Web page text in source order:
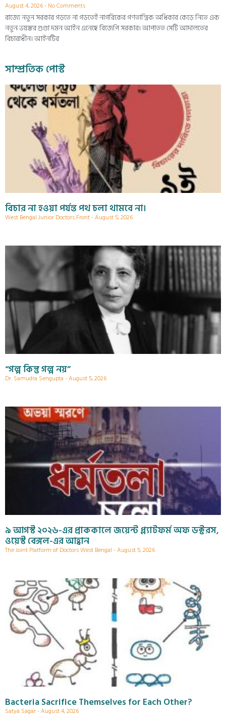
August 4, 2026 No Comments
রাজ্যে নতুন সরকার গড়তে না গড়তেই নাগরিকের গণতান্ত্রিক অধিকার কেড়ে নিতে এক
নতুন ভয়ঙ্কর গুণ্ডা দমন আইন এনেছে বিজেপি সরকার। আপাতত সেটি আদালতের
বিচারাধীন। আইনটির
সাম্প্রতিক পোস্ট
বিচার না হওয়া পর্যন্ত পথ চলা থামবে না।
West Bengal Junior Doctors Front August 5, 2026
“গল্প কিন্তু গল্প নয়”
Dr. Samudra Sengupta August 5, 2026
৯ আগস্ট ২০২৬-এর প্রাককালে জয়েন্ট প্ল্যাটফর্ম অফ ডক্টরস,
ওয়েস্ট বেঙ্গল-এর আহ্বান
The Joint Platform of Doctors West Bengal August 5, 2026
Bacteria Sacrifice Themselves for Each Other?
Satya Sagar August 4, 2026